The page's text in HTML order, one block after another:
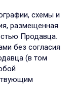
схемы и
размещенная
Продавца.
без согласия
(в том